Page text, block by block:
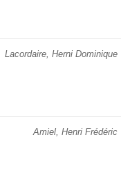
Lacordaire, Herni Dominique
Amiel, Henri Frédéric